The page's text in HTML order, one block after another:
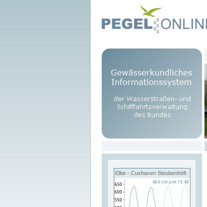
Elbe - Cuxhaven Steubenhöft